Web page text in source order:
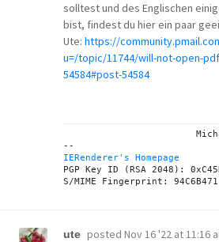
solltest und des Englischen
bist, findest du hier ein paar
Ute: https://
u=/topic/11744/will-not-open-
54584#post-54584
IERenderer's Homepage
PGP Key ID (RSA 2048):
ute posted Nov 16 '22 at 11:16